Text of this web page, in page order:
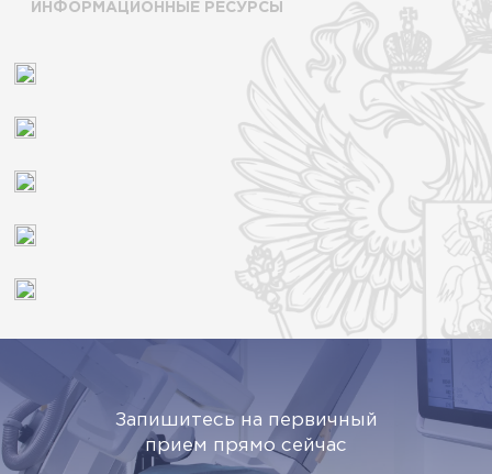
ИНФОРМАЦИОННЫЕ РЕСУРСЫ
Запишитесь на первичный
прием прямо сейчас